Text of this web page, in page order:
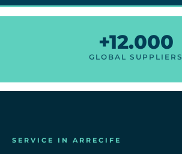
+12.000
GLOBAL SUPPLIERS
SERVICE IN ARRECIFE